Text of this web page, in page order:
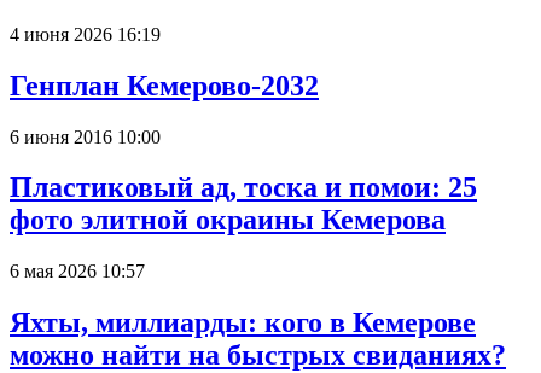
4 июня 2026 16:19
Генплан Кемерово-2032
6 июня 2016 10:00
Пластиковый ад, тоска и помои: 25
фото элитной окраины Кемерова
6 мая 2026 10:57
Яхты, миллиарды: кого в Кемерове
можно найти на быстрых свиданиях?